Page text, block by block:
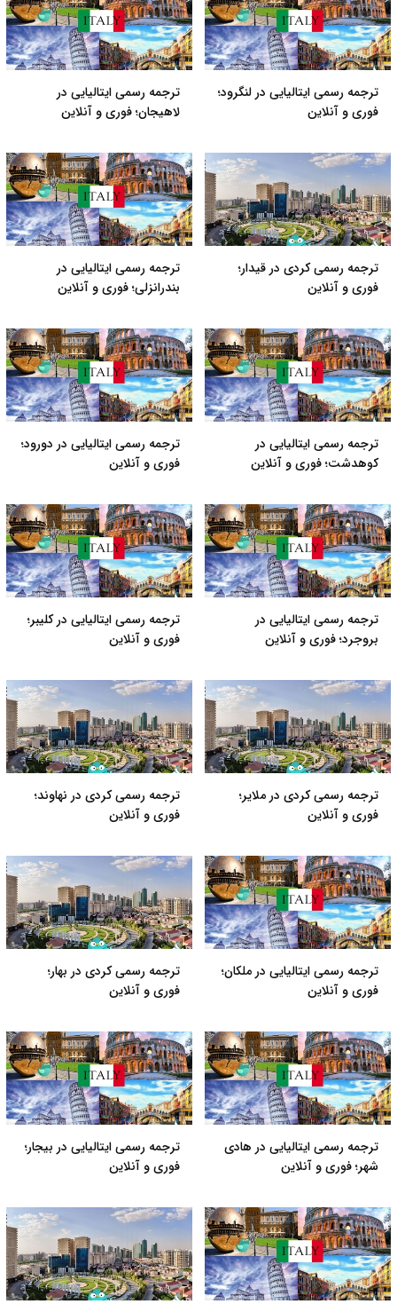
ترجمه رسمی ایتالیایی در لنگرود؛
فوری و آنلاین
ترجمه رسمی ایتالیایی در
لاهیجان؛ فوری و آنلاین
ترجمه رسمی کردی در قیدار؛
فوری و آنلاین
ترجمه رسمی ایتالیایی در
بندرانزلی؛ فوری و آنلاین
ترجمه رسمی ایتالیایی در
کوهدشت؛ فوری و آنلاین
ترجمه رسمی ایتالیایی در دورود؛
فوری و آنلاین
ترجمه رسمی ایتالیایی در
بروجرد؛ فوری و آنلاین
ترجمه رسمی ایتالیایی در کلیبر؛
فوری و آنلاین
ترجمه رسمی کردی در ملایر؛
فوری و آنلاین
ترجمه رسمی کردی در نهاوند؛
فوری و آنلاین
ترجمه رسمی ایتالیایی در ملکان؛
فوری و آنلاین
ترجمه رسمی کردی در بهار؛
فوری و آنلاین
ترجمه رسمی ایتالیایی در هادی
شهر؛ فوری و آنلاین
ترجمه رسمی ایتالیایی در بیجار؛
فوری و آنلاین